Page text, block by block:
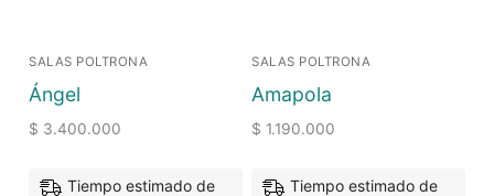
SALAS POLTRONA
Ángel
$ 3.400.000
Tiempo estimado de
SALAS POLTRONA
Amapola
$ 1.190.000
Tiempo estimado de